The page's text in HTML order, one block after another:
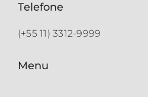
Telefone
(+55 11) 3312-9999
Menu